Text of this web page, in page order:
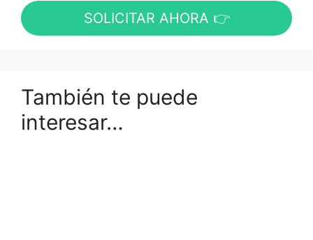
SOLICITAR AHORA 👉
También te puede
interesar…